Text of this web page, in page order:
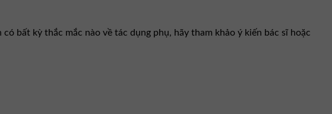
bất kỳ thắc mắc nào về tác dụng phụ, hãy tham khảo ý kiến bác sĩ hoặc